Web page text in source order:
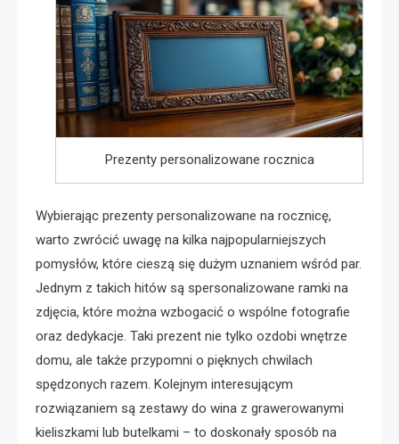
Prezenty personalizowane rocznica
Wybierając prezenty personalizowane na rocznicę,
warto zwrócić uwagę na kilka najpopularniejszych
pomysłów, które cieszą się dużym uznaniem wśród par.
Jednym z takich hitów są spersonalizowane ramki na
zdjęcia, które można wzbogacić o wspólne fotografie
oraz dedykacje. Taki prezent nie tylko ozdobi wnętrze
domu, ale także przypomni o pięknych chwilach
spędzonych razem. Kolejnym interesującym
rozwiązaniem są zestawy do wina z grawerowanymi
kieliszkami lub butelkami – to doskonały sposób na